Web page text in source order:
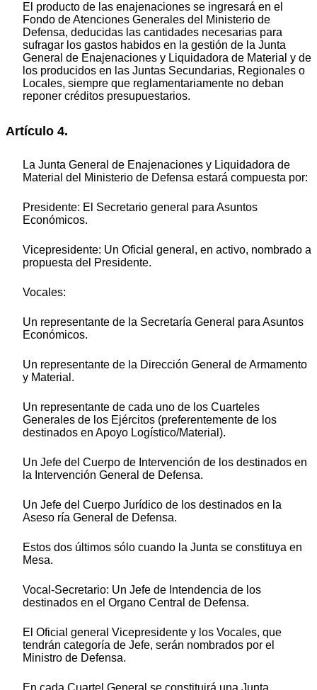
El producto de las enajenaciones se ingresará en el
Fondo de Atenciones Generales del Ministerio de
Defensa, deducidas las cantidades necesarias para
sufragar los gastos habidos en la gestión de la Junta
General de Enajenaciones y Liquidadora de Material y de
los producidos en las Juntas Secundarias, Regionales o
Locales, siempre que reglamentariamente no deban
reponer créditos presupuestarios.
Artículo 4.
La Junta General de Enajenaciones y Liquidadora de
Material del Ministerio de Defensa estará compuesta por:
Presidente: El Secretario general para Asuntos
Económicos.
Vicepresidente: Un Oficial general, en activo, nombrado a
propuesta del Presidente.
Vocales:
Un representante de la Secretaría General para Asuntos
Económicos.
Un representante de la Dirección General de Armamento
y Material.
Un representante de cada uno de los Cuarteles
Generales de los Ejércitos (preferentemente de los
destinados en Apoyo Logístico/Material).
Un Jefe del Cuerpo de Intervención de los destinados en
la Intervención General de Defensa.
Un Jefe del Cuerpo Jurídico de los destinados en la
Aseso ría General de Defensa.
Estos dos últimos sólo cuando la Junta se constituya en
Mesa.
Vocal-Secretario: Un Jefe de Intendencia de los
destinados en el Organo Central de Defensa.
El Oficial general Vicepresidente y los Vocales, que
tendrán categoría de Jefe, serán nombrados por el
Ministro de Defensa.
En cada Cuartel General se constituirá una Junta